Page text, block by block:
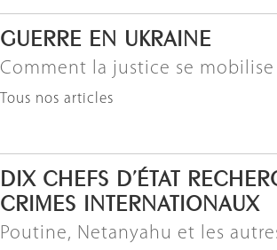
GUERRE EN UKRAINE
Comment la justice se mobilise
Tous nos articles
DIX CHEFS D’ÉTAT
CRIMES INTERNATIONAUX
Poutine, Netanyahu et les